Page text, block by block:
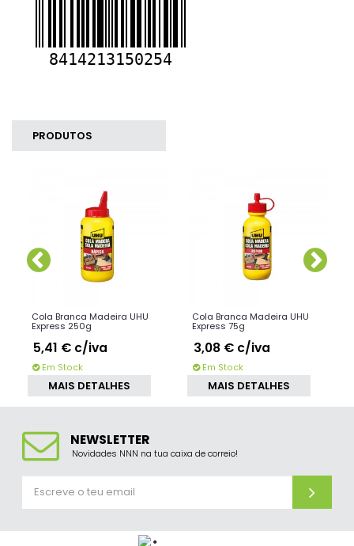
PRODUTOS
Cola Branca Madeira UHU
Express 250g
5,41 € c/iva
Em Stock
MAIS DETALHES
Cola Branca Madeira UHU
Express 75g
3,08 € c/iva
Em Stock
MAIS DETALHES
NEWSLETTER
Novidades NNN na tua caixa de correio!